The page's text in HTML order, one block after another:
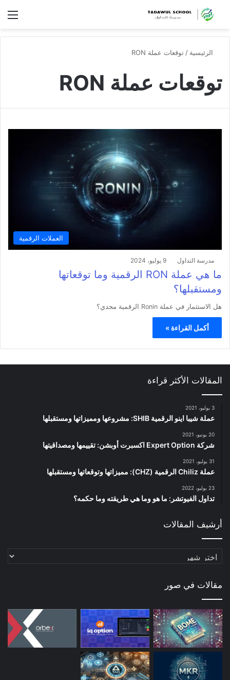
الرئيسية / توقعات عملة RON
توقعات عملة RON
العملات الرقمية
مدرسة التداول 9 يوليو، 2024
ما هي عملة RON الرقمية وما توقعاتها
ومستقبلها؟
هل الاستثمار في عملة Ronin الرقمية مجدي؟
أكمل القراءة »
المقالات الأكثر قراءة
3 يوليو، 2021
عملة شيبا اينو الرقمية SHIB: مشروعها ومميزاتها ومستقبلها
20 يونيو، 2021
شركة Expert Option اكسبرت أوبشن: تقييمها ومصداقيتها
31 يوليو، 2021
عملة Chiliz الرقمية (CHZ): مميزاتها وتوقعاتها ومستقبلها
23 يوليو، 2022
تداول الفيوتشر: ما هو وما هي طريقته وما حكمه؟
أرشيف المقالات
أرشيف
مقالات في صور